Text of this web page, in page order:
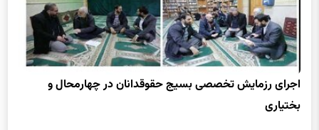
اجرای رزمایش تخصصی بسیج حقوقدانان در چهارمحال و
بختیاری